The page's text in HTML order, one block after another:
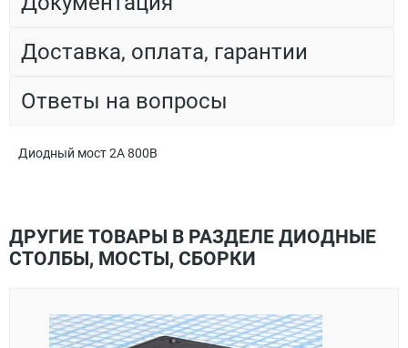
Доставка, оплата, гарантии
Ответы на вопросы
Диодный мост 2А 800В
ДРУГИЕ ТОВАРЫ В РАЗДЕЛЕ ДИОДНЫЕ
СТОЛБЫ, МОСТЫ, СБОРКИ